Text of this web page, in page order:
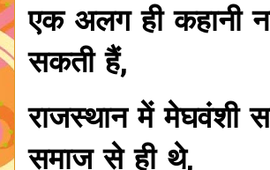
एक अलग ही कहानी
सकती हैं,
राजस्थान में मेघवंशी